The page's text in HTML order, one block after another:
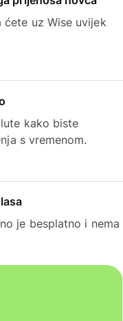
ćete uz Wise uvijek
kako biste
s vremenom.
je besplatno i nema